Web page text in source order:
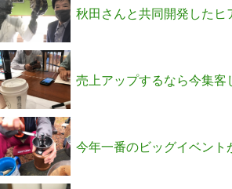
スを発揮できる自分になる
秋田さんと共同開発したヒ
社より40倍の金額で契約
売上アップするなら今集客
ムを撤退しようと提案した
今年一番のビッグイベント